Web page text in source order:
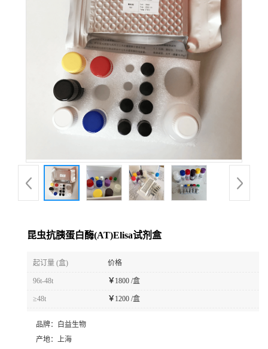
昆虫抗胰蛋白酶(AT)Elisa试剂盒
起订量 (盒) 价格
96t-48t ￥ 1800 /盒
≥48t ￥ 1200 /盒
品牌：
白益生物
产地： 上海